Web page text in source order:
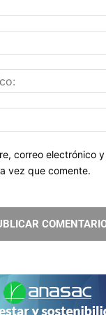
correo electrónico
vez que comente.